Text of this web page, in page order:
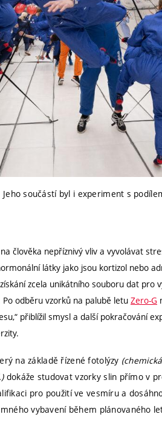
součástí byl i experiment s
člověka nepříznivý vliv a vyvolávat
látky jako jsou kortizol nebo
zcela unikátního souboru dat pro
odběru vzorků na palubě letu Zero-G
přiblížil smysl a další pokračování
na základě řízené fotolýzy
dokáže studovat vzorky slin přímo v
pro použití ve vesmíru a
vybavení během plánovaného